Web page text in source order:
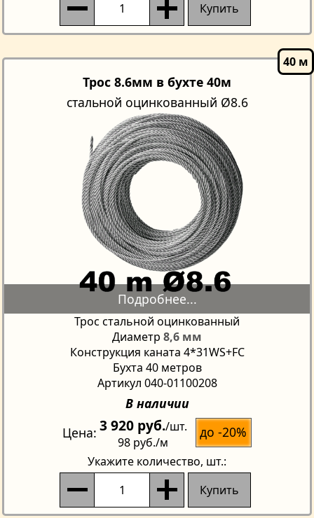
Купить
Трос 8.6мм в бухте 40м
стальной оцинкованный Ø8.6
Трос стальной оцинкованный
Диаметр 8,6 мм
Конструкция каната 4*31WS+FC
Бухта 40 метров
Артикул 040-01100208
В наличии
Цена 3 920 руб./шт.
98 руб./м
до -20%
Укажите количество, шт.:
Купить